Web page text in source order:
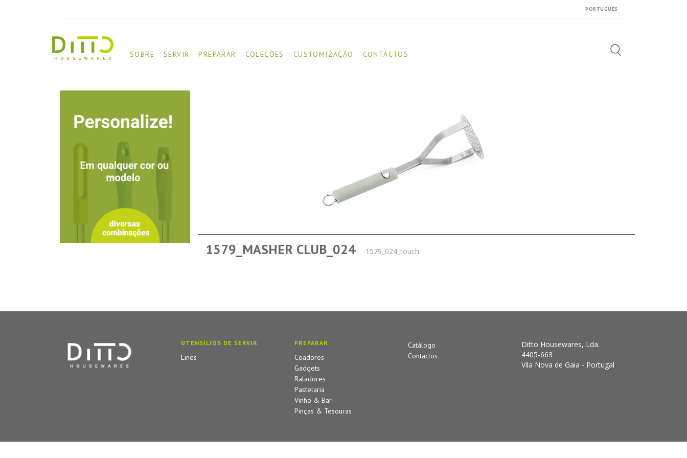
PORTUGUÊS
SOBRE SERVIR PREPARAR COLEÇÕES CUSTOMIZAÇÃO CONTACTOS
Search
1579_MASHER CLUB_024 1579_024_touch
UTENSÍLIOS DE SERVIR
Lines
PREPARAR
Coadores
Gadgets
Raladores
Pastelaria
Vinho & Bar
Pinças & Tesouras
Catálogo
Contactos
Ditto Housewares, Lda.
4405-663
Vila Nova de Gaia - Portugal